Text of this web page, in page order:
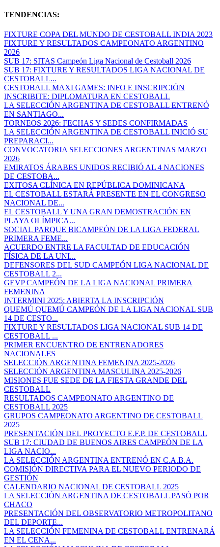
TENDENCIAS:
FIXTURE COPA DEL MUNDO DE CESTOBALL INDIA 2023
FIXTURE Y RESULTADOS CAMPEONATO ARGENTINO
2026
SUB 17: SITAS Campeón Liga Nacional de Cestoball 2026
SUB 17: FIXTURE Y RESULTADOS LIGA NACIONAL DE
CESTOBALL...
CESTOBALL MAXI GAMES: INFO E INSCRIPCIÓN
INSCRIBITE: DIPLOMATURA EN CESTOBALL
LA SELECCIÓN ARGENTINA DE CESTOBALL ENTRENÓ
EN SANTIAGO...
TORNEOS 2026: FECHAS Y SEDES CONFIRMADAS
LA SELECCIÓN ARGENTINA DE CESTOBALL INICIÓ SU
PREPARACI...
CONVOCATORIA SELECCIONES ARGENTINAS MARZO
2026
EMIRATOS ÁRABES UNIDOS RECIBIÓ AL 4 NACIONES
DE CESTOBA...
EXITOSA CLÍNICA EN REPÚBLICA DOMINICANA
EL CESTOBALL ESTARÁ PRESENTE EN EL CONGRESO
NACIONAL DE...
EL CESTOBALL Y UNA GRAN DEMOSTRACIÓN EN
PLAYA OLÍMPICA...
SOCIAL PARQUE BICAMPEÓN DE LA LIGA FEDERAL
PRIMERA FEME...
ACUERDO ENTRE LA FACULTAD DE EDUCACIÓN
FÍSICA DE LA UNI...
DEFENSORES DEL SUD CAMPEÓN LIGA NACIONAL DE
CESTOBALL 2...
GEVP CAMPEÓN DE LA LIGA NACIONAL PRIMERA
FEMENINA
INTERMINI 2025: ABIERTA LA INSCRIPCIÓN
QUEMÚ QUEMÚ CAMPEÓN DE LA LIGA NACIONAL SUB
14 DE CESTO...
FIXTURE Y RESULTADOS LIGA NACIONAL SUB 14 DE
CESTOBALL ...
PRIMER ENCUENTRO DE ENTRENADORES
NACIONALES
SELECCIÓN ARGENTINA FEMENINA 2025-2026
SELECCIÓN ARGENTINA MASCULINA 2025-2026
MISIONES FUE SEDE DE LA FIESTA GRANDE DEL
CESTOBALL
RESULTADOS CAMPEONATO ARGENTINO DE
CESTOBALL 2025
GRUPOS CAMPEONATO ARGENTINO DE CESTOBALL
2025
PRESENTACIÓN DEL PROYECTO E.F.P. DE CESTOBALL
SUB 17: CIUDAD DE BUENOS AIRES CAMPEÓN DE LA
LIGA NACIO...
LA SELECCIÓN ARGENTINA ENTRENÓ EN C.A.B.A.
COMISIÓN DIRECTIVA PARA EL NUEVO PERIODO DE
GESTIÓN
CALENDARIO NACIONAL DE CESTOBALL 2025
LA SELECCIÓN ARGENTINA DE CESTOBALL PASÓ POR
CHACO
PRESENTACIÓN DEL OBSERVATORIO METROPOLITANO
DEL DEPORTE...
LA SELECCIÓN FEMENINA DE CESTOBALL ENTRENARÁ
EN EL CENA...